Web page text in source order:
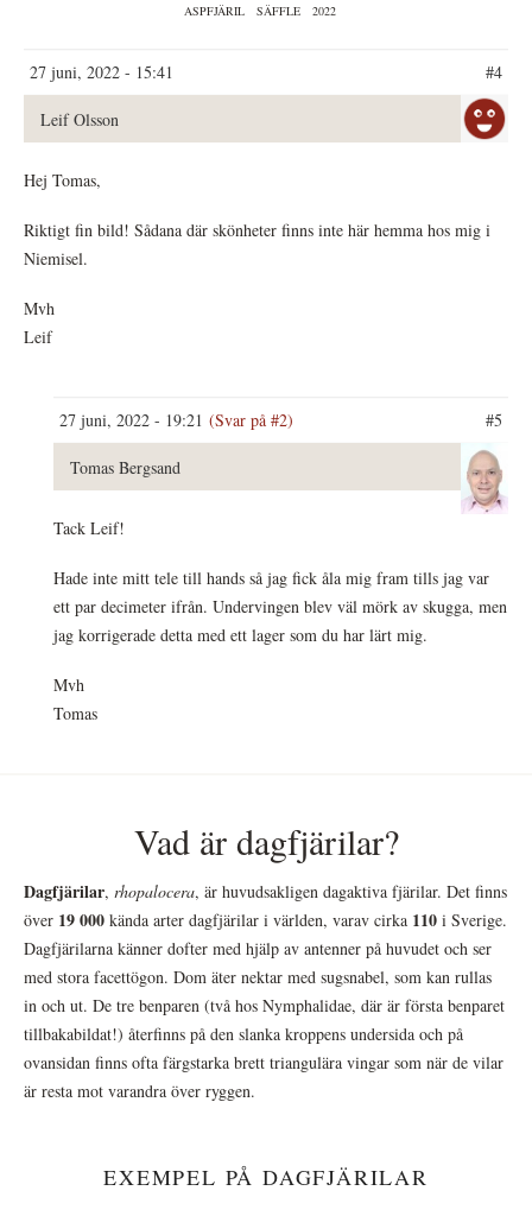
ASPFJÄRIL SÄFFLE 2022
27 juni, 2022 - 15:41 #4
Leif Olsson
Hej Tomas,
Riktigt fin bild! Sådana där skönheter finns inte här hemma hos mig i
Niemisel.
Mvh
Leif
27 juni, 2022 - 19:21 (Svar på #2) #5
Tomas Bergsand
Tack Leif!
Hade inte mitt tele till hands så jag fick åla mig fram tills jag var
ett par decimeter ifrån. Undervingen blev väl mörk av skugga, men
jag korrigerade detta med ett lager som du har lärt mig.
Mvh
Tomas
Vad är dagfjärilar?
Dagfjärilar, rhopalocera, är huvudsakligen dagaktiva fjärilar. Det finns
över 19 000 kända arter dagfjärilar i världen, varav cirka 110 i Sverige.
Dagfjärilarna känner dofter med hjälp av antenner på huvudet och ser
med stora facettögon. Dom äter nektar med sugsnabel, som kan rullas
in och ut. De tre benparen (två hos Nymphalidae, där är första benparet
tillbakabildat!) återfinns på den slanka kroppens undersida och på
ovansidan finns ofta färgstarka brett triangulära vingar som när de vilar
är resta mot varandra över ryggen.
EXEMPEL PÅ DAGFJÄRILAR